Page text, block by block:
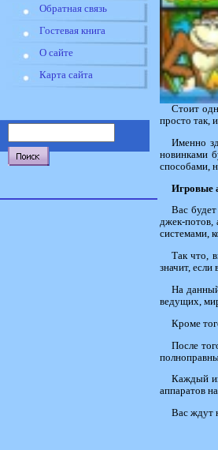
Обратная связь
Гостевая книга
О сайте
Карта сайта
Стоит
просто так,
Именно
новинками
способами,
Игровые
Вас
джек-потов,
системами,
Так что,
значит,
На
ведущих,
Кроме
После
Каждый
аппаратов
Вас ждут